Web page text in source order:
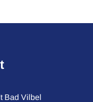
Bad Vilbel